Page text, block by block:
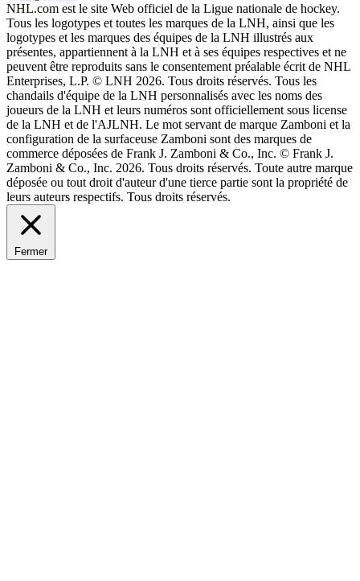
NHL.com est le site Web officiel de la Ligue nationale de hockey.
Tous les logotypes et toutes les marques de la LNH, ainsi que les
logotypes et les marques des équipes de la LNH illustrés aux
présentes, appartiennent à la LNH et à ses équipes respectives et ne
peuvent être reproduits sans le consentement préalable écrit de NHL
Enterprises, L.P. © LNH 2026. Tous droits réservés. Tous les
chandails d'équipe de la LNH personnalisés avec les noms des
joueurs de la LNH et leurs numéros sont officiellement sous license
de la LNH et de l'AJLNH. Le mot servant de marque Zamboni et la
configuration de la surfaceuse Zamboni sont des marques de
commerce déposées de Frank J. Zamboni & Co., Inc. © Frank J.
Zamboni & Co., Inc. 2026. Tous droits réservés. Toute autre marque
déposée ou tout droit d'auteur d'une tierce partie sont la propriété de
leurs auteurs respectifs. Tous droits réservés.
Fermer